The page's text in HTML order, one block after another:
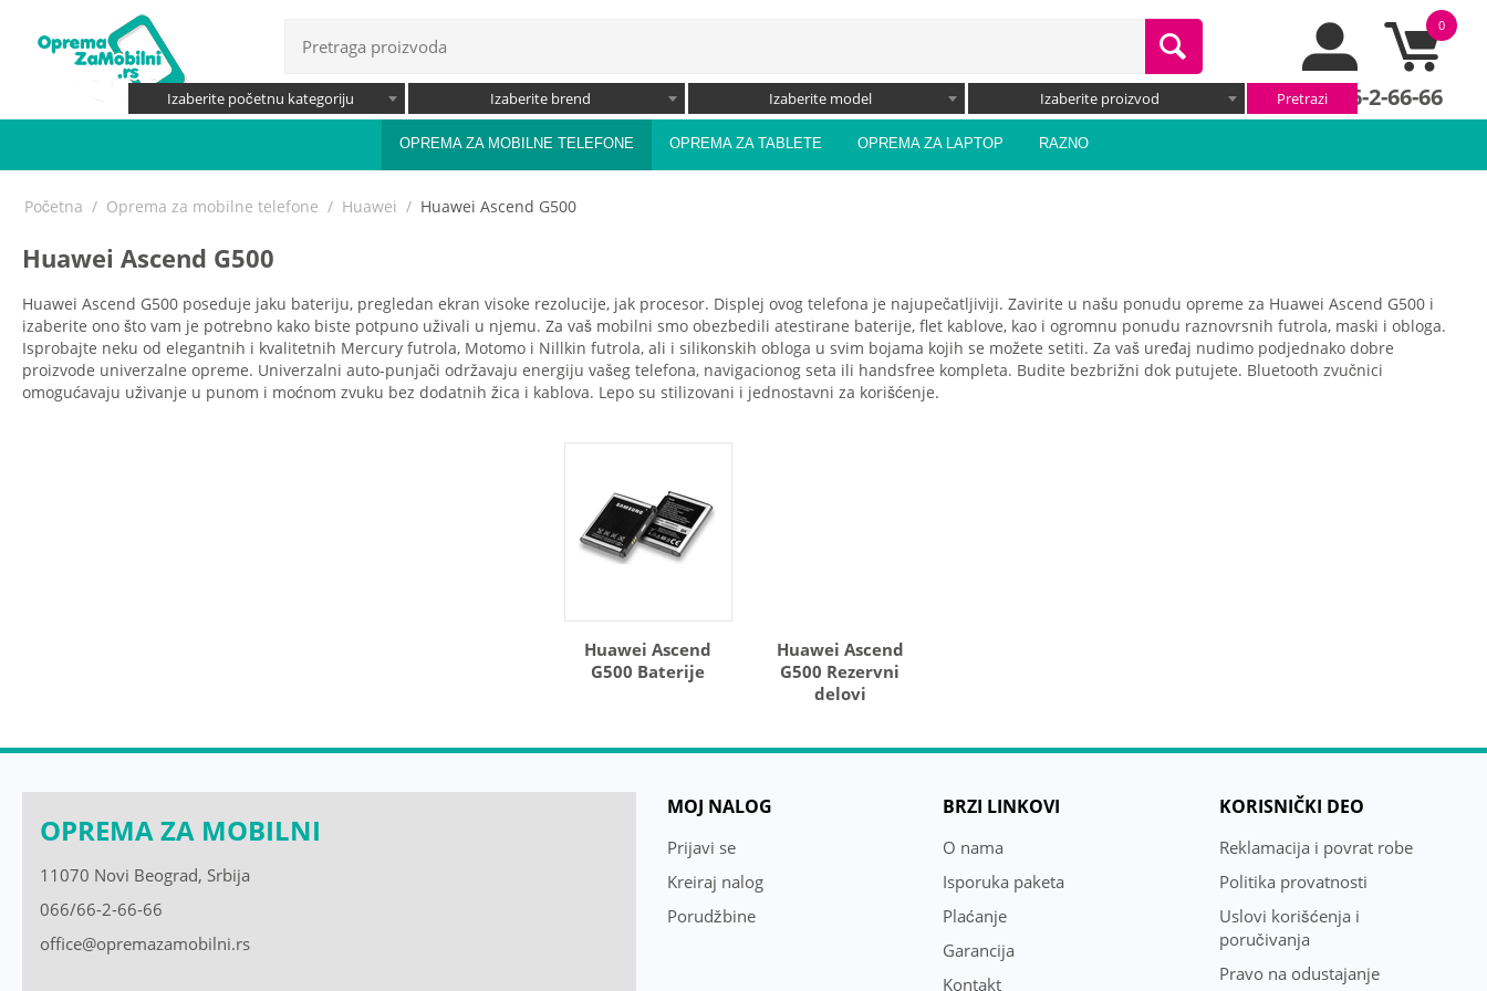
0
066/66-2-66-66
Izaberite početnu kategoriju Izaberite brend Izaberite model Izaberite proizvod
OPREMA ZA MOBILNE TELEFONE OPREMA ZA TABLETE OPREMA ZA LAPTOP RAZNO
Početna / Oprema za mobilne telefone / Huawei / Huawei Ascend G500
Huawei Ascend G500
Huawei Ascend G500 poseduje jaku bateriju, pregledan ekran visoke rezolucije, jak procesor. Displej ovog telefona je najupečatljiviji. Zavirite u našu ponudu opreme za Huawei Ascend G500 i
izaberite ono što vam je potrebno kako biste potpuno uživali u njemu. Za vaš mobilni smo obezbedili atestirane baterije, flet kablove, kao i ogromnu ponudu raznovrsnih futrola, maski i obloga.
Isprobajte neku od elegantnih i kvalitetnih Mercury futrola, Motomo i Nillkin futrola, ali i silikonskih obloga u svim bojama kojih se možete setiti. Za vaš uređaj nudimo podjednako dobre
proizvode univerzalne opreme. Univerzalni auto-punjači održavaju energiju vašeg telefona, navigacionog seta ili handsfree kompleta. Budite bezbrižni dok putujete. Bluetooth zvučnici
omogućavaju uživanje u punom i moćnom zvuku bez dodatnih žica i kablova. Lepo su stilizovani i jednostavni za korišćenje.
Huawei Ascend
G500 Baterije
Huawei Ascend
G500 Rezervni
delovi
OPREMA ZA MOBILNI
11070 Novi Beograd, Srbija
066/66-2-66-66
office@opremazamobilni.rs
MOJ NALOG
Prijavi se
Kreiraj nalog
Porudžbine
BRZI LINKOVI
O nama
Isporuka paketa
Plaćanje
Garancija
Kontakt
KORISNIČKI DEO
Reklamacija i povrat robe
Politika provatnosti
Uslovi korišćenja i
poručivanja
Pravo na odustajanje